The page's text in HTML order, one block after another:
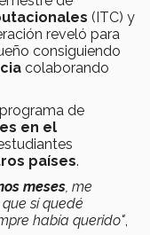
(ITC) y
reveló para
consiguiendo
colaborando
de
en el
países.
meses , me
sí quedé
había querido"